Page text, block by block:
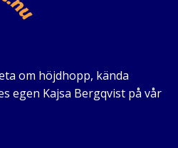
om höjdhopp, kända
egen Kajsa Bergqvist på vår